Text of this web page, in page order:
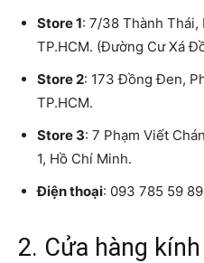
Store 1: 7/38 Thành Thái,
TP.HCM. (Đường Cư Xá
Store 2: 173 Đồng Đen,
TP.HCM.
Store 3: 7 Phạm Viết
1, Hồ Chí Minh.
Điện thoại: 093 785 59
2. Cửa hàng